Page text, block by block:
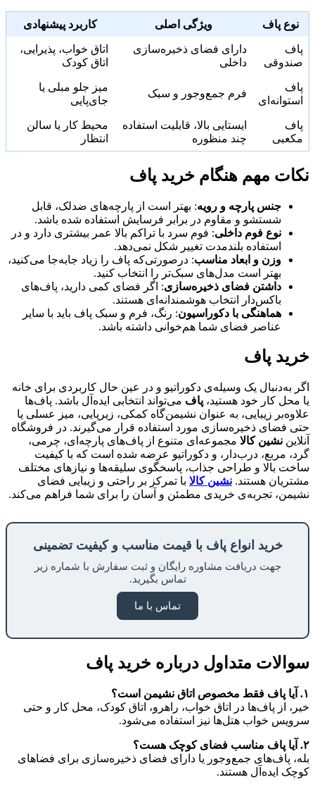
نوع پاف ویژگی اصلی کاربرد پیشنهادی
پاف
صندوقی
دارای فضای ذخیره‌سازی
داخلی
اتاق خواب، پذیرایی،
اتاق کودک
پاف
استوانه‌ای
فرم جمع‌وجور و سبک
میز جلو مبلی یا
جای‌پایی
پاف
مکعبی
ایستایی بالا، قابلیت استفاده
چند منظوره
محیط کار یا سالن
انتظار
نکات مهم هنگام خرید پاف
جنس پارچه و رویه: بهتر است از پارچه‌های ضدلک، قابل
شستشو و مقاوم در برابر فرسایش استفاده شده باشد.
نوع فوم داخلی: فوم سرد با تراکم بالا عمر بیشتری دارد و در
استفاده بلندمدت تغییر شکل نمی‌دهد.
وزن و ابعاد مناسب: درصورتی‌که پاف را زیاد جابه‌جا می‌کنید،
بهتر است مدل‌های سبک‌تر را انتخاب کنید.
داشتن فضای ذخیره‌سازی: اگر فضای کمی دارید، پاف‌های
باکس‌دار انتخاب هوشمندانه‌ای هستند.
هماهنگی با دکوراسیون: رنگ، فرم و سبک پاف باید با سایر
عناصر فضای شما هم‌خوانی داشته باشد.
خرید پاف
اگر به‌دنبال یک وسیله‌ی دکوراتیو و در عین حال کاربردی برای خانه
یا محل کار خود هستید، پاف می‌تواند انتخابی ایده‌آل باشد. پاف‌ها
علاوه‌بر زیبایی، به عنوان نشیمن‌گاه کمکی، زیرپایی، میز عسلی یا
حتی فضای ذخیره‌سازی مورد استفاده قرار می‌گیرند. در فروشگاه
آنلاین نشین کالا مجموعه‌ای متنوع از پاف‌های پارچه‌ای، چرمی،
گرد، مربع، درب‌دار، و دکوراتیو عرضه شده است که با کیفیت
ساخت بالا و طراحی جذاب، پاسخگوی سلیقه‌ها و نیازهای مختلف
مشتریان هستند. نشین کالا با تمرکز بر راحتی و زیبایی فضای
نشیمن، تجربه‌ی خریدی مطمئن و آسان را برای شما فراهم می‌کند.
خرید انواع پاف با قیمت مناسب و کیفیت تضمینی
جهت دریافت مشاوره رایگان و ثبت سفارش با شماره زیر
تماس بگیرید.
تماس با ما
سوالات متداول درباره خرید پاف
۱.
آیا پاف فقط مخصوص اتاق نشیمن است؟
خیر، از پاف‌ها در اتاق خواب، راهرو، اتاق کودک، محل کار و حتی
سرویس خواب هتل‌ها نیز استفاده می‌شود.
۲.
آیا پاف مناسب فضای کوچک هست؟
بله، پاف‌های جمع‌وجور یا دارای فضای ذخیره‌سازی برای فضاهای
کوچک ایده‌آل هستند.